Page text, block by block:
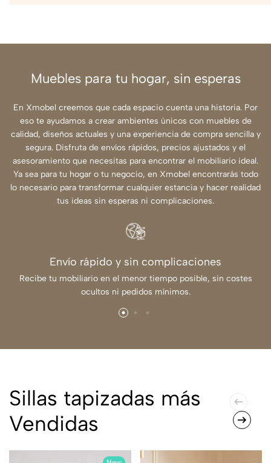
Muebles para tu hogar, sin esperas
En Xmobel creemos que cada espacio cuenta una historia. Por
eso te ayudamos a crear ambientes únicos con muebles de
calidad, diseños actuales y una experiencia de compra sencilla y
segura. Disfruta de envíos rápidos, precios ajustados y el
asesoramiento que necesitas para encontrar el mobiliario ideal.
Ya sea para tu hogar o tu negocio, en Xmobel encontrarás todo
lo necesario para transformar cualquier estancia y hacer realidad
tus ideas sin esperas ni complicaciones.
Envío rápido y sin complicaciones
Recibe tu mobiliario en el menor tiempo posible, sin costes
ocultos ni pedidos mínimos.
Sillas tapizadas más
Vendidas